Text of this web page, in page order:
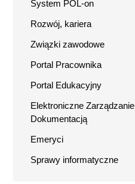
System POL-on
Rozwój, kariera
Związki zawodowe
Portal Pracownika
Portal Edukacyjny
Elektroniczne Zarządzanie
Dokumentacją
Emeryci
Sprawy informatyczne